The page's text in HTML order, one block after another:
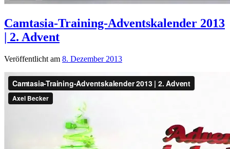
Camtasia-Training-Adventskalender 2013
| 2. Advent
Veröffentlicht am 8. Dezember 2013